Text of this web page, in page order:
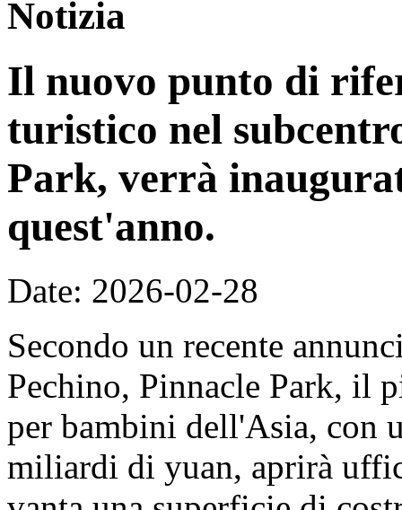
Notizia
Il nuovo punto di
turistico nel
Park, verrà
quest'anno.
Date: 2026-02-28
Secondo un recente
Pechino, Pinnacle Park, il
per bambini dell'Asia, con
miliardi di yuan, aprirà